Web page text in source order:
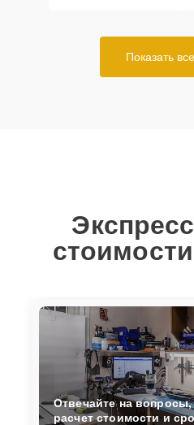
Показать
Отвечайте на
расчет стоимости и